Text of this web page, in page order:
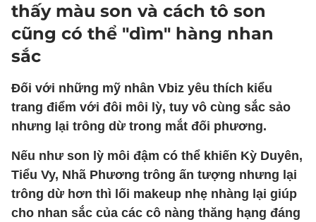
thấy màu son và cách tô son
cũng có thể "dìm" hàng nhan
sắc
Đối với những mỹ nhân Vbiz yêu thích kiểu
trang điểm với đôi môi lỳ, tuy vô cùng sắc sảo
nhưng lại trông dừ trong mắt đối phương.
Nếu như son lỳ môi đậm có thể khiến Kỳ Duyên,
Tiểu Vy, Nhã Phương trông ấn tượng nhưng lại
trông dừ hơn thì lối makeup nhẹ nhàng lại giúp
cho nhan sắc của các cô nàng thăng hạng đáng